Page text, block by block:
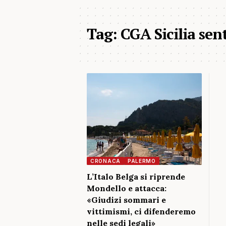
Tag:CGA Sicilia
CRONACA PALERMO
L’Italo Belga si riprende
Mondello e attacca:
«Giudizi sommari e
vittimismi, ci difenderemo
nelle sedi legali»